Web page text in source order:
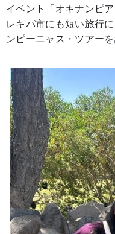
イベント「オキナンピ
レキパ市にも短い旅行
ンピーニャス・ツアーを